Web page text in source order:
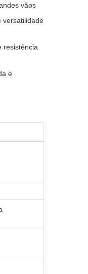
vãos
versatilidade
resistência
e